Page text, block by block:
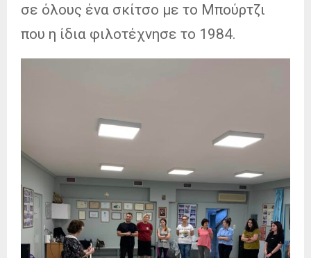
σε όλους ένα σκίτσο με το Μπούρτζι
που η ίδια φιλοτέχνησε το 1984.